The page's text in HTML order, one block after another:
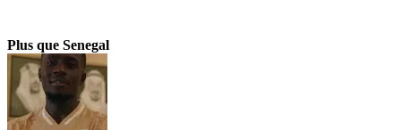
Plus que Senegal